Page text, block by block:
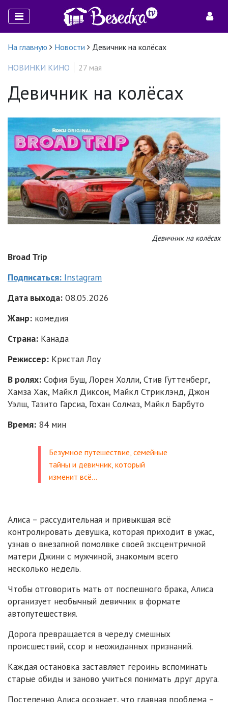
На главную Новости
Девичник на колёсах
НОВИНКИ КИНО
27 мая
Девичник на колёсах
Девичник на колёсах
Broad Trip
Подписаться: Instagram
Дата выхода: 08.05.2026
Жанр: комедия
Страна: Канада
Режиссер: Кристал Лоу
В ролях: София Буш, Лорен Холли, Стив Гуттенберг,
Хамза Хак, Майкл Диксон, Майкл Стриклэнд, Джон
Уэлш, Тазито Гарсиа, Гохан Солмаз, Майкл Барбуто
Время: 84 мин
Безумное путешествие, семейные
тайны и девичник, который
изменит всё…
Алиса – рассудительная и привыкшая всё
контролировать девушка, которая приходит в ужас,
узнав о внезапной помолвке своей эксцентричной
матери Джини с мужчиной, знакомым всего
несколько недель.
Чтобы отговорить мать от поспешного брака, Алиса
организует необычный девичник в формате
автопутешествия.
Дорога превращается в череду смешных
происшествий, ссор и неожиданных признаний.
Каждая остановка заставляет героинь вспоминать
старые обиды и заново учиться понимать друг друга.
Постепенно Алиса осознает, что главная проблема –